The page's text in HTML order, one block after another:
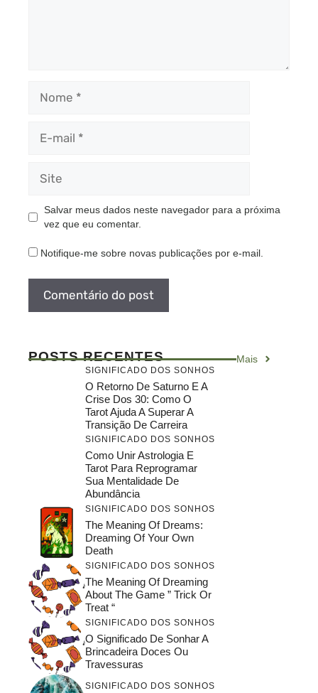
mail
Salvar meus dados neste navegador para a próxima
vez que eu comentar.
Notifique-me sobre novas publicações por e-mail.
POSTS RECENTES Mais
SIGNIFICADO DOS SONHOS
O Retorno De Saturno E A
Crise Dos 30: Como O
Tarot Ajuda A Superar A
Transição De Carreira
SIGNIFICADO DOS SONHOS
Como Unir Astrologia E
Tarot Para Reprogramar
Sua Mentalidade De
Abundância
SIGNIFICADO DOS SONHOS
The Meaning Of Dreams:
Dreaming Of Your Own
Death
SIGNIFICADO DOS SONHOS
The Meaning Of Dreaming
About The Game ” Trick Or
Treat “
SIGNIFICADO DOS SONHOS
O Significado De Sonhar A
Brincadeira Doces Ou
Travessuras
SIGNIFICADO DOS SONHOS